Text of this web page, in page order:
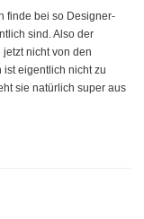
finde bei so Designer-
sind. Also der
nicht von den
eigentlich nicht zu
sie natürlich super aus